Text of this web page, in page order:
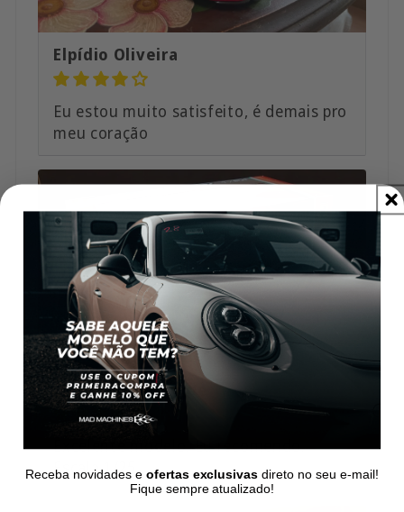
Elpídio Oliveira
Eu estou muito satisfeito, é demais pro
meu coração
Omar Albuquerque
Excelente modelo. Eu recomendo.
Escala 1/25.
Receba novidades e ofertas exclusivas direto no seu e-mail!
Fique sempre atualizado!